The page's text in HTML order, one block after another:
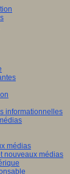
informationnelles
médias
nouveaux médias